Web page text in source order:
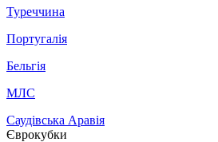
Туреччина
Португалія
Бельгія
МЛС
Саудівська Аравія
Єврокубки